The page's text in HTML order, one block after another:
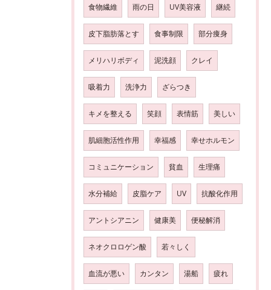
食物繊維 雨の日 UV美容液 継続
皮下脂肪落とす 食事制限 部分痩身
メリハリボディ 泥洗顔 クレイ
吸着力 洗浄力 ざらつき
キメを整える 笑顔 表情筋 美しい
肌細胞活性作用 幸福感 幸せホルモン
コミュニケーション 貧血 生理痛
水分補給 皮脂ケア UV 抗酸化作用
アントシアニン 健康美 便秘解消
ネオクロロゲン酸 若々しく
血流が悪い カンタン 湯船 疲れ